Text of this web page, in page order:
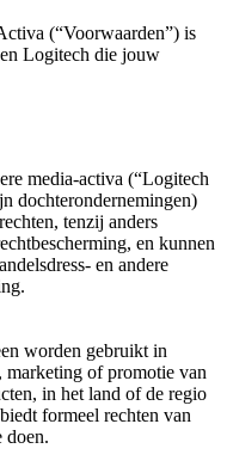
(“Voorwaarden”) is
Logitech die jouw
media-activa (“Logitech
dochterondernemingen)
tenzij anders
en kunnen
en andere
worden gebruikt in
marketing of promotie van
in het land of de regio
formeel rechten van
doen.